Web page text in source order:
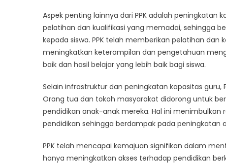
Aspek penting lainnya dari PPK adalah peningkatan
pelatihan dan kualifikasi yang memadai, sehingga
kepada siswa. PPK telah memberikan pelatihan
meningkatkan keterampilan dan pengetahuan
baik dan hasil belajar yang lebih baik bagi siswa.
Selain infrastruktur dan peningkatan kapasitas
Orang tua dan tokoh masyarakat didorong untuk
pendidikan anak-anak mereka. Hal ini
pendidikan sehingga berdampak pada peningkatan
PPK telah mencapai kemajuan signifikan dalam
hanya meningkatkan akses terhadap pendidikan